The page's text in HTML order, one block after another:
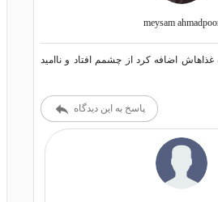
meysam
اضافه كرد از چشمم افتاد و نااميد
پاسخ به این دیدگاه